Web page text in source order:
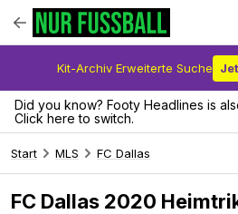
Kit-Archiv Erweiterte Suche
Did you know? Footy Headlines is
Click here to switch.
Start MLS FC Dallas
FC Dallas 2020